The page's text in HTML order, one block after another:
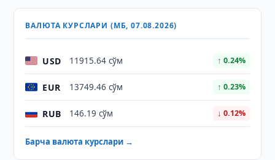
ВАЛЮТА КУРСЛАРИ (МБ, 07.08.2026)
USD 11915.64 сўм ↑ 0.24%
EUR 13749.46 сўм ↑ 0.23%
RUB 146.19 сўм ↓ 0.12%
Барча валюта курслари →